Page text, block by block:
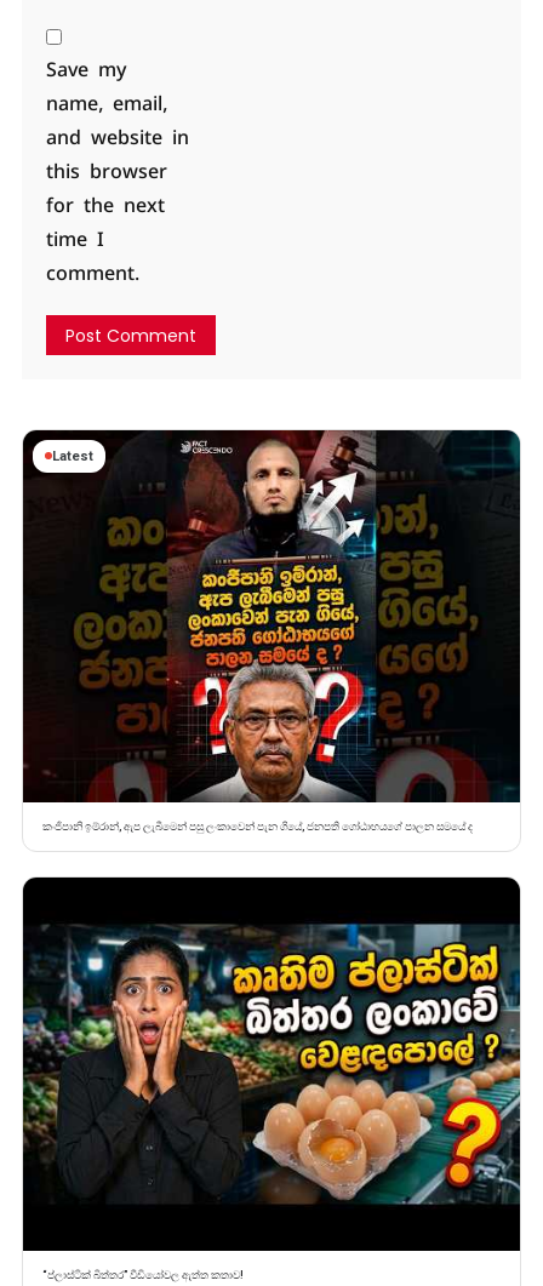
Save my
name, email,
and website in
this browser
for the next
time I
comment.
Latest
කංජිපානි ඉම්රාන්, ඇප ලැබීමෙන් පසු ලංකාවෙන් පැන ගියේ, ජනපති ගෝඨාභයගේ පාලන සමයේ ද
“ප්ලාස්ටික් බිත්තර” වීඩියෝවල ඇත්ත කතාව!